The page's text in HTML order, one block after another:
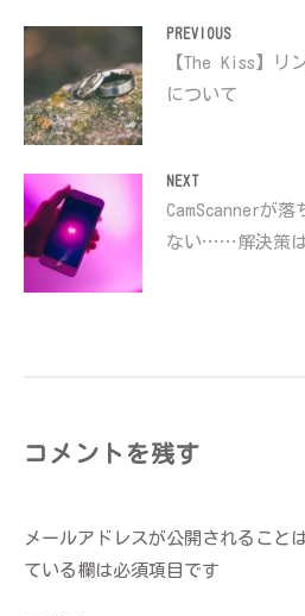
投
稿
ナ
ビ
ゲ
ー
シ
ョ
PREVIOUS
Previous
post:
【The Kiss】リ
について
NEXT
Next
post:
CamScannerが
ない……解決策
コメントを残す
メールアドレスが公開されること
ている欄は必須項目です